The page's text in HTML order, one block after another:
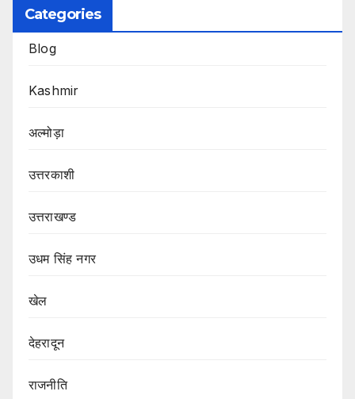
Categories
Blog
Kashmir
अल्मोड़ा
उत्तरकाशी
उत्तराखण्ड
उधम सिंह नगर
खेल
देहरादून
राजनीति